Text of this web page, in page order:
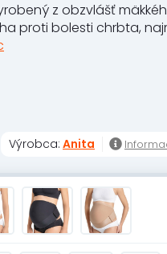
z obzvlášť
proti bolesti chrbta,
Výrobca: Anita